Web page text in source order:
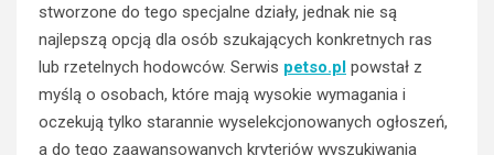
stworzone do tego specjalne działy, jednak nie są
najlepszą opcją dla osób szukających konkretnych ras
lub rzetelnych hodowców. Serwis petso.pl powstał z
myślą o osobach, które mają wysokie wymagania i
oczekują tylko starannie wyselekcjonowanych ogłoszeń,
a do tego zaawansowanych kryteriów wyszukiwania